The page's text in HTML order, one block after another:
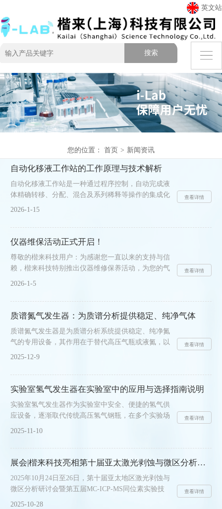
英文站
您的位置： 首页 > 新闻资讯
自动化移液工作站的工作原理与技术解析
自动化移液工作站是一种通过程序控制，自动完成液
体精确转移、分配、混合及系列稀释等操作的集成化
实验室设备。其核心功能在于替代人工，实现高通
学、药物筛选、临床诊断等领域。理解其工作原理需
从机械执行、液体感知与路径规划三个技术层面进行
系统通常包含三个及以上运动轴，负责移液头在三维
空间内的精确定位。X轴与Y轴实现平面移动，Z轴控
制垂直升降。移液头是直接执行液体操作的功能模
2026-1-15
查看详情
仪器维保活动正式开启！
尊敬的楷来科技用户：为感谢您一直以来的支持与信
赖，楷来科技特别推出仪器维修保养活动，为您的气
体发生器提供专业维护与服务，助力实验无忧！1活
品牌楷来科技所有气体发生器用户及实验室其他品牌
气体发生器3活动内容01维修保养送好礼活动期间，
可获赠精美实用小礼品一份，回馈您的支持！02服务
折扣享优惠活动期间，气体发生器的维修与维保服务
购买均可享受专属优惠折扣，降低运维成本，提升
2026-1-5
查看详情
质谱氮气发生器：为质谱分析提供稳定、纯净气体
质谱氮气发生器是为质谱分析系统提供稳定、纯净氮
气的专用设备，其作用在于替代高压气瓶或液氮，以
现场制氮方式满足质谱在雾化、鞘气、碰撞气等应用
谱分析对氮气的质量有明确要求。作为雾化与鞘气
时，气体中若含有水分、氧气或烃类等杂质，会改变
时，杂质会参与非目标反应，产生干扰峰并影响定性
定量准确性。质谱氮气发生器通过物理或化学方法在
现场连续制取氮气，并借助多级过滤与纯化单元去除
2025-12-9
查看详情
实验室氢气发生器在实验室中的应用与选择指南说明
实验室氢气发生器作为实验室中安全、便捷的氢气供
应设备，逐渐取代传统高压氢气钢瓶，在多个实验场
患，同时降低了实验成本与管理难度。在实验室中，
实验室氢气发生器的应用场景广泛。气相色谱仪是典
接影响分析结果的准确性与检测器的灵敏度。相比钢
瓶氢气可能存在的杂质问题，发生器可稳定输出高纯
氢气，保障色谱分析的可靠性。此外，在燃料电池测
2025-11-10
查看详情
展会|楷来科技亮相第十届亚太激光剥蚀与微区分析研讨会，展出超高纯氮气发生器UHN15-1EL
2025年10月24日至26日，第十届亚太地区激光剥蚀与
微区分析研讨会暨第五届MC-ICP-MS同位素实验技
术研讨会在青岛红树林会议会展中心成功举办。本次
2025-10-28
查看详情